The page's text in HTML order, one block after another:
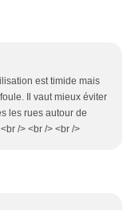
est timide mais
Il vaut mieux éviter
les rues autour de
/> <br /> <br />